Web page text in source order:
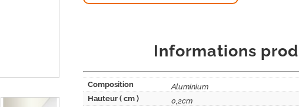
Informations
Composition
Aluminium
Hauteur ( cm )
0,2cm